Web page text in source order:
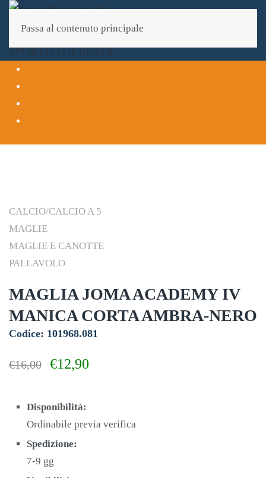
Passa al contenuto principale
CALCIO/CALCIO A 5
MAGLIE
MAGLIE E CANOTTE
PALLAVOLO
MAGLIA JOMA ACADEMY IV
MANICA CORTA AMBRA-NERO
Codice: 101968.081
€16,00
era:
€16,00.
€12,90
€12,90.
Disponibilità:
Ordinabile previa verifica
Spedizione:
7-9 gg